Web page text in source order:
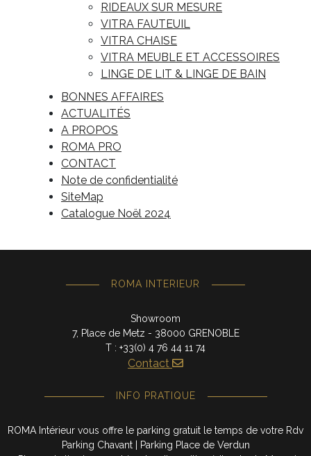
RIDEAUX SUR MESURE
VITRA FAUTEUIL
VITRA CHAISE
VITRA MEUBLE ET ACCESSOIRES
LINGE DE LIT & LINGE DE BAIN
BONNES AFFAIRES
ACTUALITÉS
A PROPOS
ROMA PRO
CONTACT
Note de confidentialité
SiteMap
Catalogue Noël 2024
ROMA INTERIEUR
Showroom
7, Place de Metz - 38000 GRENOBLE
T : +33(0) 4 76 44 11 74
Contact
INFO PRATIQUE
ROMA Intérieur vous offre le parking gratuit le temps de votre Rdv
Parking Chavant | Parking Place de Verdun